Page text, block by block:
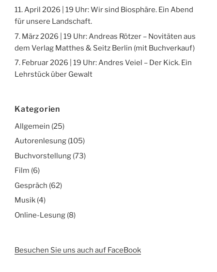
11. April 2026 | 19 Uhr: Wir sind Biosphäre. Ein Abend
für unsere Landschaft.
7. März 2026 | 19 Uhr: Andreas Rötzer – Novitäten aus
dem Verlag Matthes & Seitz Berlin (mit Buchverkauf)
7. Februar 2026 | 19 Uhr: Andres Veiel – Der Kick. Ein
Lehrstück über Gewalt
Kategorien
Allgemein (25)
Autorenlesung (105)
Buchvorstellung (73)
Film (6)
Gespräch (62)
Musik (4)
Online-Lesung (8)
Besuchen Sie uns auch auf FaceBook